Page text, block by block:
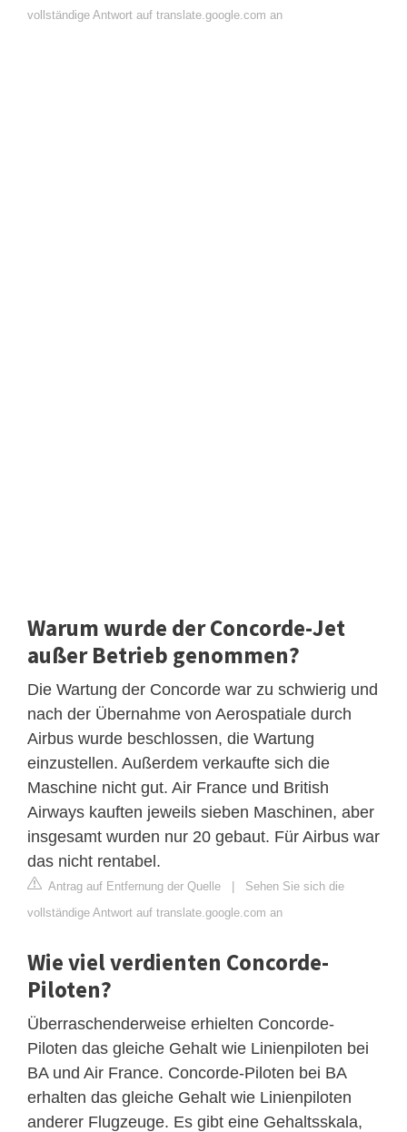
vollständige Antwort auf translate.google.com an
Warum wurde der Concorde-Jet
außer Betrieb genommen?
Die Wartung der Concorde war zu schwierig und
nach der Übernahme von Aerospatiale durch
Airbus wurde beschlossen, die Wartung
einzustellen. Außerdem verkaufte sich die
Maschine nicht gut. Air France und British
Airways kauften jeweils sieben Maschinen, aber
insgesamt wurden nur 20 gebaut. Für Airbus war
das nicht rentabel.
Antrag auf Entfernung der Quelle | Sehen Sie sich die
vollständige Antwort auf translate.google.com an
Wie viel verdienten Concorde-
Piloten?
Überraschenderweise erhielten Concorde-
Piloten das gleiche Gehalt wie Linienpiloten bei
BA und Air France. Concorde-Piloten bei BA
erhalten das gleiche Gehalt wie Linienpiloten
anderer Flugzeuge. Es gibt eine Gehaltsskala,